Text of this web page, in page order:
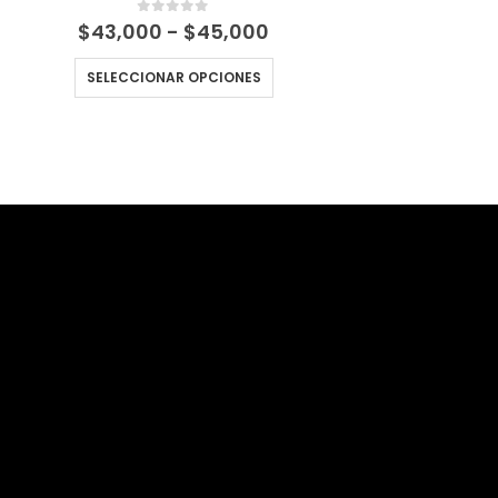
0 out of 5
$43,000 - $45,000
de
desde
SELECCIONAR OPCIONES